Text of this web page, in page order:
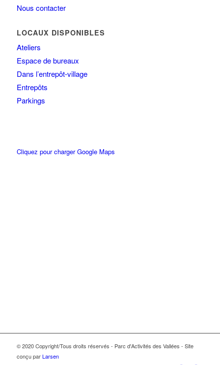
Nous contacter
LOCAUX DISPONIBLES
Ateliers
Espace de bureaux
Dans l’entrepôt-village
Entrepôts
Parkings
Cliquez pour charger Google Maps
© 2020 Copyright/Tous droits réservés - Parc d'Activités des Vallées - Site
conçu parLarsen